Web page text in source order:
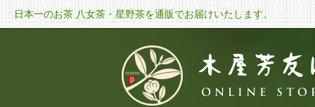
日本一のお茶 八女茶・星野茶を通販でお届けいたします。